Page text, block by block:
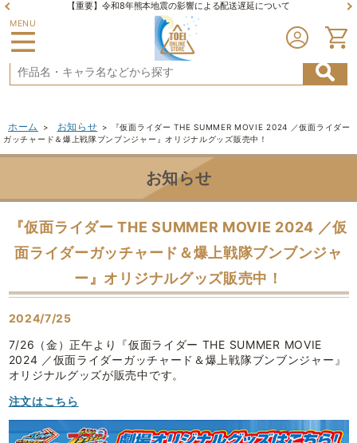
【重要】令和8年熊本地震の影響による配送遅延について
MENU
ホーム > お知らせ >
『仮面ライダー THE SUMMER MOVIE 2024 ／仮面ライダー
ガッチャード＆爆上戦隊ブンブンジャー』オリジナルグッズ販売中！
お知らせ
『仮面ライダー THE SUMMER MOVIE 2024 ／仮
面ライダーガッチャード＆爆上戦隊ブンブンジャ
ー』オリジナルグッズ販売中！
2024/7/25
7/26（金）正午より『仮面ライダー THE SUMMER MOVIE
2024 ／仮面ライダーガッチャード＆爆上戦隊ブンブンジャー』
オリジナルグッズが販売中です。
注文はこちら